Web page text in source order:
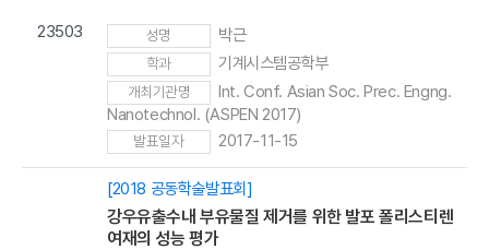
23503 성명 박근
학과 기계시스템공학부
개최기관명
Int. Conf. Asian Soc. Prec. Engng.
Nanotechnol. (ASPEN 2017)
발표일자 2017-11-15
[2018 공동학술발표회]
강우유출수내 부유물질 제거를 위한 발포 폴리스티렌
여재의 성능 평가